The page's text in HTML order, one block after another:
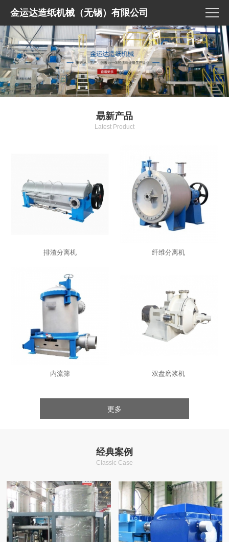
金运达造纸机械（无锡）有限公司
朂新产品
Latest Product
排渣分离机 纤维分离机
内流筛 双盘磨浆机
更多
经典案例
Classic Case